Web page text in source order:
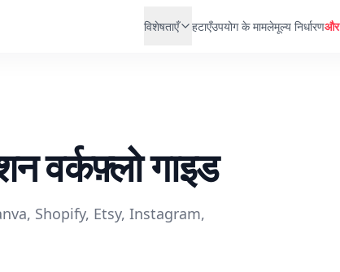
विशेषताएँ हटाएँउपयोग के मामलेमूल्य निर्धारणऔर
वर्कफ़्लो गाइड
Shopify, Etsy, Instagram,